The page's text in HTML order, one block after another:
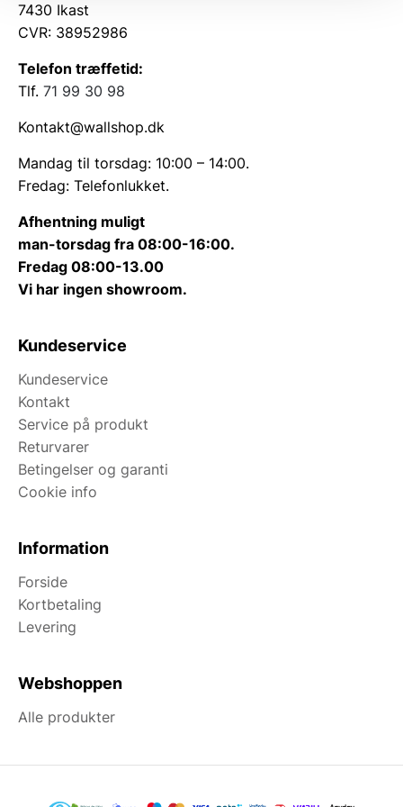
7430 Ikast
CVR: 38952986
Telefon træffetid:
Tlf. 71 99 30 98
Kontakt@wallshop.dk
Mandag til torsdag: 10:00 – 14:00.
Fredag: Telefonlukket.
Afhentning muligt
man-torsdag fra 08:00-16:00.
Fredag 08:00-13.00
Vi har ingen showroom.
Kundeservice
Kundeservice
Kontakt
Service på produkt
Returvarer
Betingelser og garanti
Cookie info
Information
Forside
Kortbetaling
Levering
Webshoppen
Alle produkter